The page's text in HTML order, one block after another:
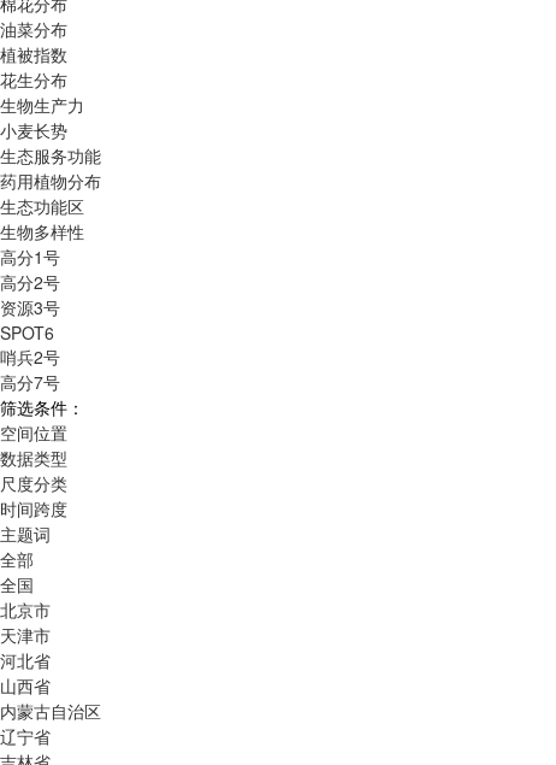
油菜分布
植被指数
花生分布
生物生产力
小麦长势
生态服务功能
药用植物分布
生态功能区
生物多样性
高分1号
高分2号
资源3号
SPOT6
哨兵2号
高分7号
筛选条件：
空间位置
数据类型
尺度分类
时间跨度
主题词
全部
全国
北京市
天津市
河北省
山西省
内蒙古自治区
辽宁省